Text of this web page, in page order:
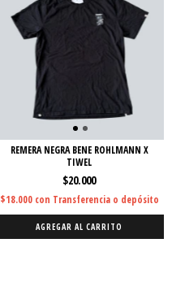
REMERA NEGRA BENE ROHLMANN X
TIWEL
$20.000
$18.000 con Transferencia o depósito
AGREGAR AL CARRITO